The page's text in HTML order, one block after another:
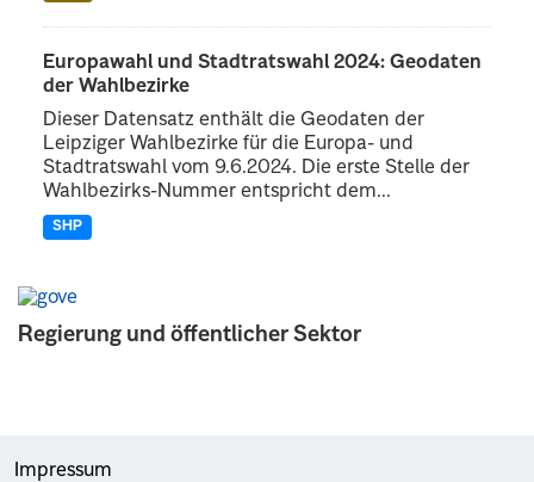
Regierung und öffentlicher Sektor
Europawahl und Stadtratswahl 2024: Geodaten
der Wahlbezirke
Dieser Datensatz enthält die Geodaten der
Leipziger Wahlbezirke für die Europa- und
Stadtratswahl vom 9.6.2024. Die erste Stelle der
Wahlbezirks-Nummer entspricht dem...
SHP
Impressum